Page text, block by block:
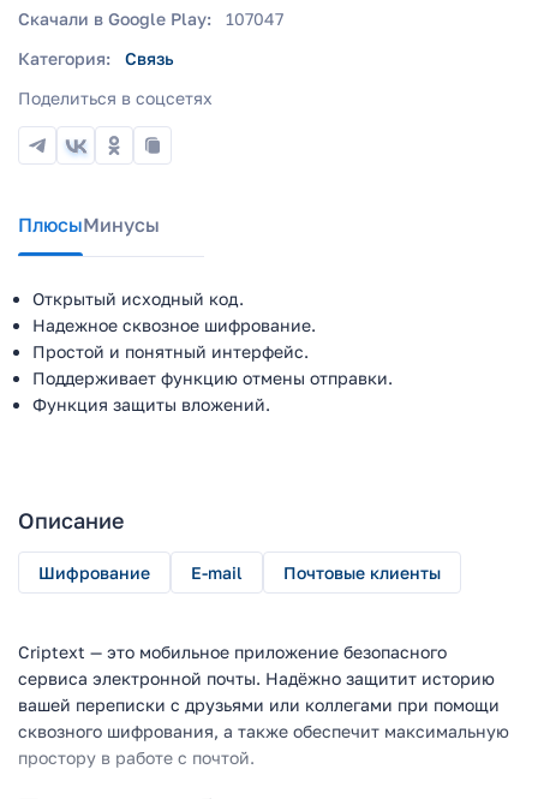
Скачали в Google Play:
107047
Категория:
Связь
Поделиться в соцсетях
ПлюсыМинусы
Открытый исходный код.
Надежное сквозное шифрование.
Простой и понятный интерфейс.
Поддерживает функцию отмены отправки.
Функция защиты вложений.
Описание
Шифрование E-mail Почтовые клиенты
Criptext — это мобильное приложение безопасного
сервиса электронной почты. Надёжно защитит историю
вашей переписки с друзьями или коллегами при помощи
сквозного шифрования, а также обеспечит максимальную
простору в работе с почтой.